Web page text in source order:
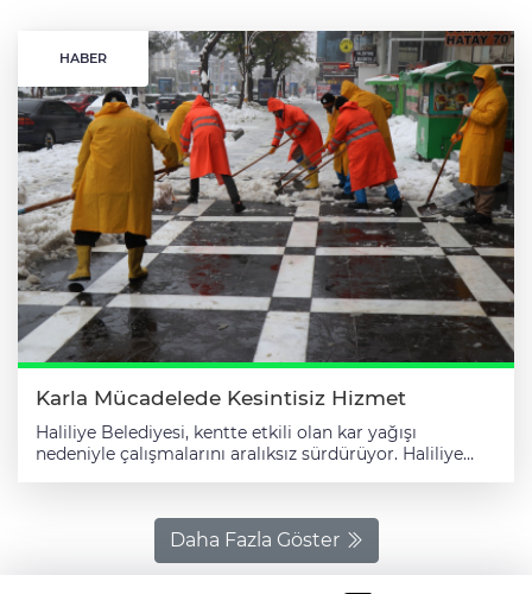
HABER
Karla Mücadelede Kesintisiz Hizmet
Haliliye Belediyesi, kentte etkili olan kar yağışı
nedeniyle çalışmalarını aralıksız sürdürüyor. Haliliye
esasına göre vatandaşların mağduriyet yaşamaması
için yoğun mesai harcıyor. Fen İşleri, Temizlik İşleri,
Kırsal Hizmetler ve Sosyal Yardım İşleri Müdürlüğüne
bağlı ekipler, kent genelinde karla mücadele
Daha Fazla Göster